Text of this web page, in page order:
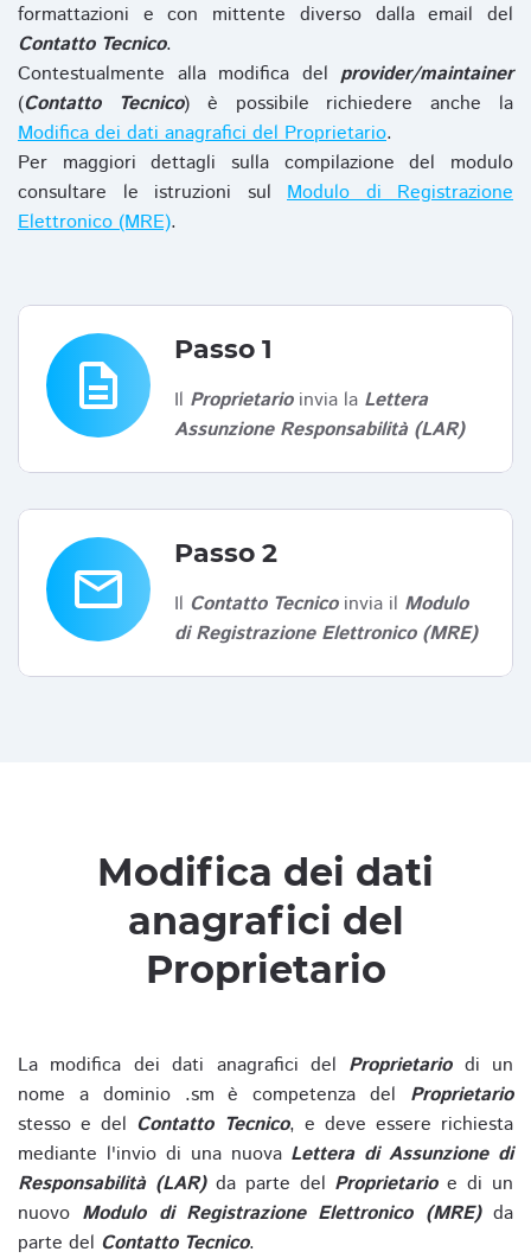
formattazioni e con mittente diverso dalla email del
Contatto Tecnico.
Contestualmente alla modifica del provider/maintainer
(Contatto Tecnico) è possibile richiedere anche la
Modifica dei dati anagrafici del Proprietario.
Per maggiori dettagli sulla compilazione del modulo
consultare le istruzioni sul Modulo di Registrazione
Elettronico (MRE).
description
Passo 1
Il Proprietarioinvia la Lettera
Assunzione Responsabilità (LAR)
email
Passo 2
Il Contatto Tecnicoinvia il Modulo
di Registrazione Elettronico (MRE)
Modifica dei dati
anagrafici del
Proprietario
La modifica dei dati anagrafici del Proprietariodi un
nome a dominio .sm è competenza del Proprietario
stesso e del Contatto Tecnico, e deve essere richiesta
mediante l'invio di una nuova Lettera di Assunzione di
Responsabilità (LAR)da parte del Proprietarioe di un
nuovo Modulo di Registrazione Elettronico (MRE)da
parte del Contatto Tecnico.